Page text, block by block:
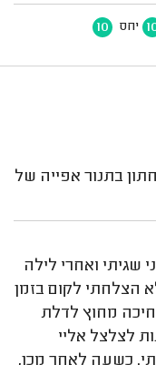
יחס 10
בתנור אפייה של
ואחרי לילה
הצלחתי לקום בזמן
חיכה מחוץ לדלת
לצלצל אליי